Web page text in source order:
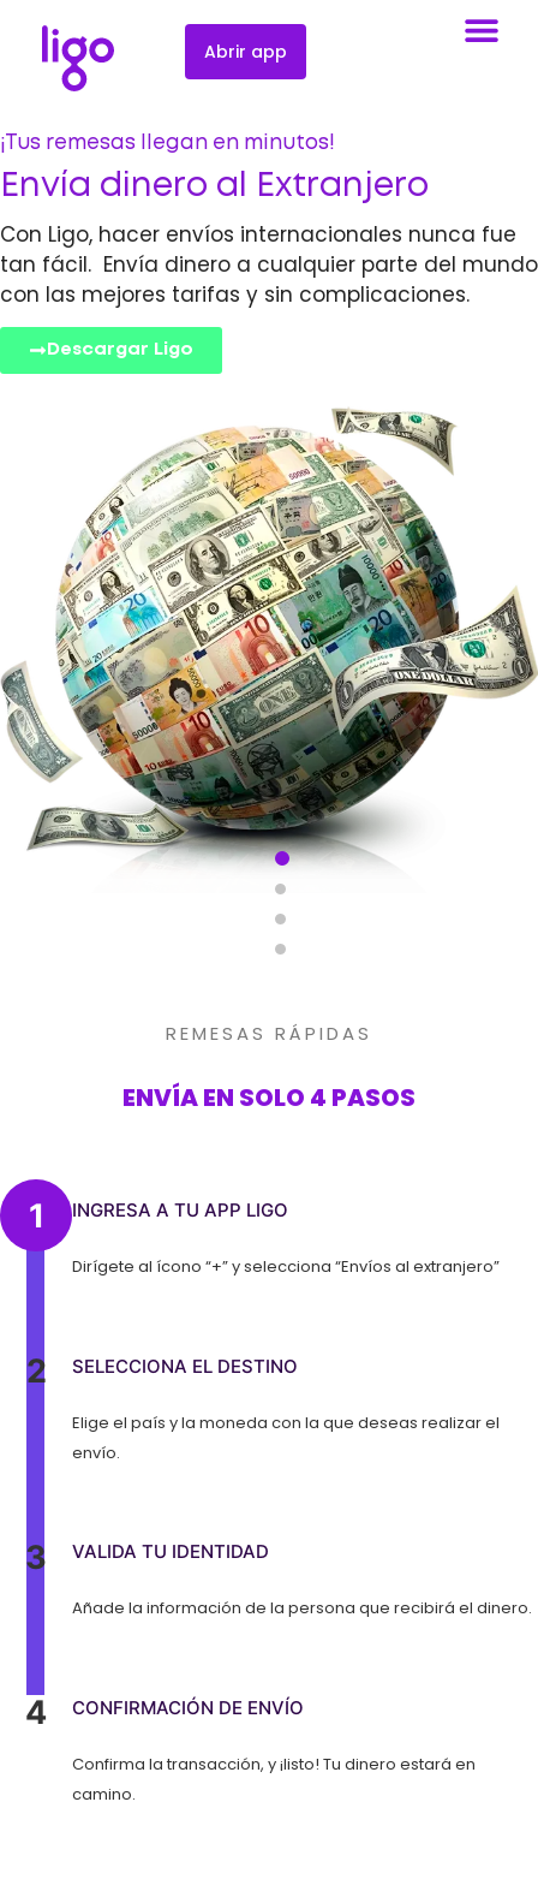
Abrir app
¡Tus remesas llegan en minutos!
Envía dinero al Extranjero
Con Ligo, hacer envíos internacionales nunca fue
tan fácil. Envía dinero a cualquier parte del mundo
con las mejores tarifas y sin complicaciones.
Descargar Ligo
REMESAS RÁPIDAS
ENVÍA EN SOLO 4 PASOS
1 INGRESA A TU APP LIGO
Dirígete al ícono “+” y selecciona “Envíos al extranjero”
2 SELECCIONA EL DESTINO
Elige el país y la moneda con la que deseas realizar el
envío.
3 VALIDA TU IDENTIDAD
Añade la información de la persona que recibirá el dinero.
4 CONFIRMACIÓN DE ENVÍO
Confirma la transacción, y ¡listo! Tu dinero estará en
camino.